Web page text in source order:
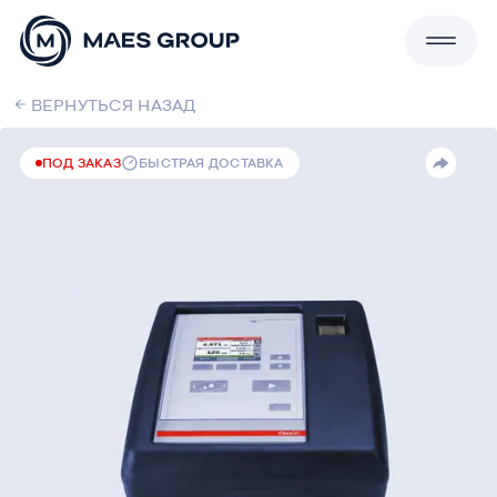
безупречного контроля качества
Сервисы
О компании
Блог
Контакты
ВЕРНУТЬСЯ НАЗАД
ПОД ЗАКАЗ БЫСТРАЯ ДОСТАВКА